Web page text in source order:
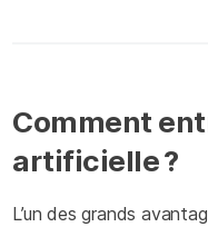
Comment
artificielle ?
L’un des grands